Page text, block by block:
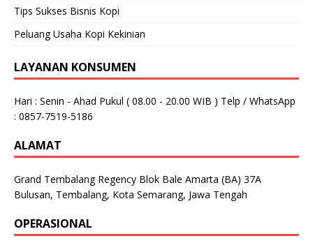
Tips Sukses Bisnis Kopi
Peluang Usaha Kopi Kekinian
LAYANAN KONSUMEN
Hari : Senin - Ahad Pukul ( 08.00 - 20.00 WIB ) Telp / WhatsApp
: 0857-7519-5186
ALAMAT
Grand Tembalang Regency Blok Bale Amarta (BA) 37A
Bulusan, Tembalang, Kota Semarang, Jawa Tengah
OPERASIONAL